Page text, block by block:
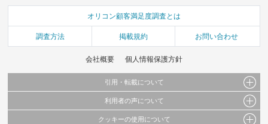
オリコン顧客満足度調査とは
調査方法 掲載規約 お問い合わせ
会社概要 個人情報保護方針
引用・転載について
当サイトで公開されている情報（文字、写真、イラスト、画像データ等）及びこれらの配
利用者の声について
当サイトに掲載している内容はすべてサービスの利用者が提出された見解・感想です。
クッキーの使用について